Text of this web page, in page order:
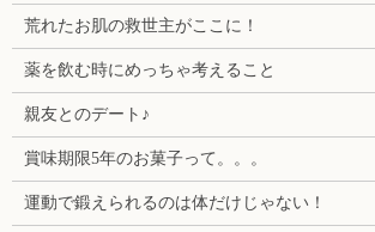
荒れたお肌の救世主がここに！
薬を飲む時にめっちゃ考えること
親友とのデート♪
賞味期限5年のお菓子って。。。
運動で鍛えられるのは体だけじゃない！